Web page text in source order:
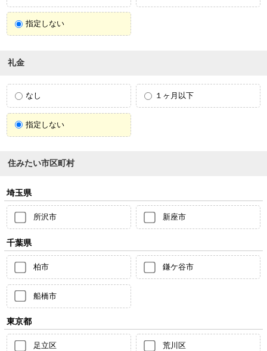
指定しない
礼金
なし １ヶ月以下
指定しない
住みたい市区町村
埼玉県
所沢市 新座市
千葉県
柏市 鎌ケ谷市
船橋市
東京都
足立区 荒川区